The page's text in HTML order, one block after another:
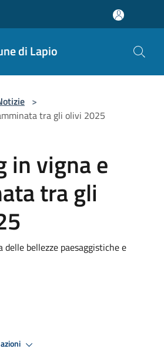
di Lapio
>
tra gli olivi 2025
in vigna e
tra gli
delle bellezze paesaggistiche e